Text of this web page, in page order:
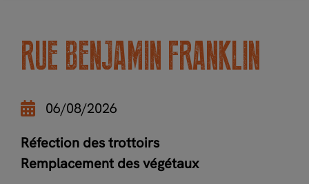
RUE BENJAMIN FRANKLIN
06/08/2026
Réfection des trottoirs
Remplacement des végétaux